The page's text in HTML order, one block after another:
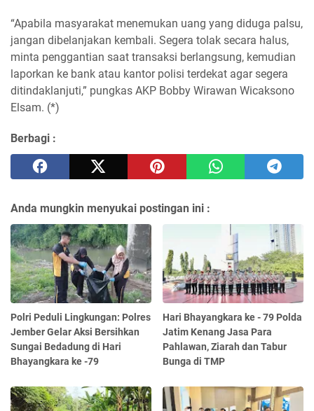
“Apabila masyarakat menemukan uang yang diduga palsu,
jangan dibelanjakan kembali. Segera tolak secara halus,
minta penggantian saat transaksi berlangsung, kemudian
laporkan ke bank atau kantor polisi terdekat agar segera
ditindaklanjuti,” pungkas AKP Bobby Wirawan Wicaksono
Elsam. (*)
Berbagi :
Anda mungkin menyukai postingan ini :
Polri Peduli Lingkungan: Polres
Jember Gelar Aksi Bersihkan
Sungai Bedadung di Hari
Bhayangkara ke -79
Hari Bhayangkara ke - 79 Polda
Jatim Kenang Jasa Para
Pahlawan, Ziarah dan Tabur
Bunga di TMP